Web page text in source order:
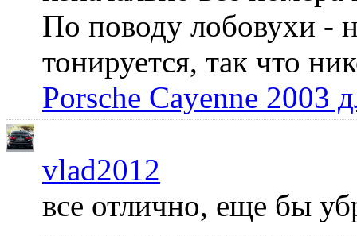
По поводу лобовухи -
тонируется, так что
Porsche Cayenne 2003
vlad2012
все отлично, еще бы